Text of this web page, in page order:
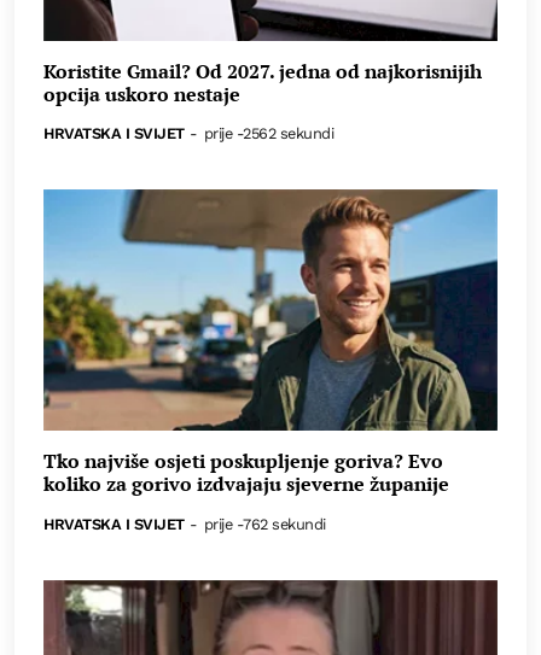
Koristite Gmail? Od 2027. jedna od najkorisnijih
opcija uskoro nestaje
HRVATSKA I SVIJET - prije -2562 sekundi
Tko najviše osjeti poskupljenje goriva? Evo
koliko za gorivo izdvajaju sjeverne županije
HRVATSKA I SVIJET - prije -762 sekundi